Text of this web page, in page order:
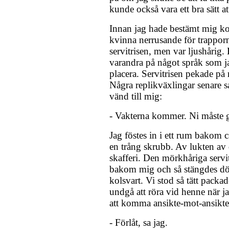
kunde också vara ett bra sätt
Innan jag hade bestämt mig
kvinna nerrusande för
servitrisen, men var ljushårig.
varandra på något språk som
placera. Servitrisen pekade
Några replikväxlingar senare
vänd till mig:
- Vakterna kommer. Ni måste
Jag föstes in i ett rum bakom
en trång skrubb. Av lukten av
skafferi. Den mörkhåriga
bakom mig och så stängdes
kolsvart. Vi stod så tätt
undgå att röra vid henne när
att komma ansikte-mot-
- Förlåt, sa jag.